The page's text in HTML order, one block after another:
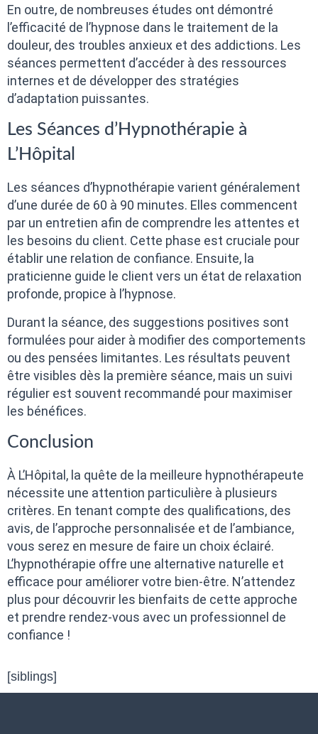
En outre, de nombreuses études ont démontré
l’efficacité de l’hypnose dans le traitement de la
douleur, des troubles anxieux et des addictions. Les
séances permettent d’accéder à des ressources
internes et de développer des stratégies
d’adaptation puissantes.
Les Séances d’Hypnothérapie à
L’Hôpital
Les séances d’hypnothérapie varient généralement
d’une durée de 60 à 90 minutes. Elles commencent
par un entretien afin de comprendre les attentes et
les besoins du client. Cette phase est cruciale pour
établir une relation de confiance. Ensuite, la
praticienne guide le client vers un état de relaxation
profonde, propice à l’hypnose.
Durant la séance, des suggestions positives sont
formulées pour aider à modifier des comportements
ou des pensées limitantes. Les résultats peuvent
être visibles dès la première séance, mais un suivi
régulier est souvent recommandé pour maximiser
les bénéfices.
Conclusion
À L’Hôpital, la quête de la meilleure hypnothérapeute
nécessite une attention particulière à plusieurs
critères. En tenant compte des qualifications, des
avis, de l’approche personnalisée et de l’ambiance,
vous serez en mesure de faire un choix éclairé.
L’hypnothérapie offre une alternative naturelle et
efficace pour améliorer votre bien-être. N’attendez
plus pour découvrir les bienfaits de cette approche
et prendre rendez-vous avec un professionnel de
confiance !
[siblings]